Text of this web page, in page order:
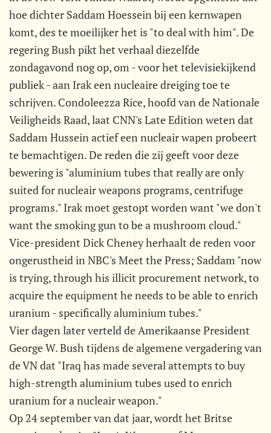
hoe dichter Saddam Hoessein bij een kernwapen
komt, des te moeilijker het is "to deal with him". De
regering Bush pikt het verhaal diezelfde
zondagavond nog op, om - voor het televisiekijkend
publiek - aan Irak een nucleaire dreiging toe te
schrijven. Condoleezza Rice, hoofd van de Nationale
Veiligheids Raad, laat CNN's Late Edition weten dat
Saddam Hussein actief een nucleair wapen probeert
te bemachtigen. De reden die zij geeft voor deze
bewering is "aluminium tubes that really are only
suited for nucleair weapons programs, centrifuge
programs." Irak moet gestopt worden want "we don't
want the smoking gun to be a mushroom cloud."
Vice-president Dick Cheney herhaalt de reden voor
ongerustheid in NBC's Meet the Press; Saddam "now
is trying, through his illicit procurement network, to
acquire the equipment he needs to be able to enrich
uranium - specifically aluminium tubes."
Vier dagen later verteld de Amerikaanse President
George W. Bush tijdens de algemene vergadering van
de VN dat "Iraq has made several attempts to buy
high-strength aluminium tubes used to enrich
uranium for a nucleair weapon."
Op 24 september van dat jaar, wordt het Britse